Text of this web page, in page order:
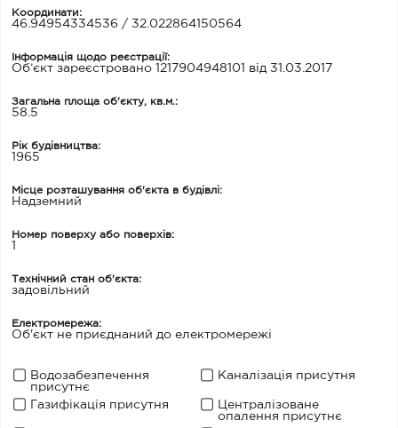
Координати:
46.94954334536 / 32.022864150564
Інформація щодо реєстрації:
Об’єкт зареєстровано 1217904948101 від 31.03.2017
Загальна площа об'єкту, кв.м.:
58.5
Рік будівництва:
1965
Місце розташування об'єкта в будівлі:
Надземний
Номер поверху або поверхів:
1
Технічний стан об'єкта:
задовільний
Електромережа:
Об'єкт не приєднаний до електромережі
Водозабезпечення
присутнє
Каналізація присутня
Газифікація присутня
Централізоване
опалення присутнє